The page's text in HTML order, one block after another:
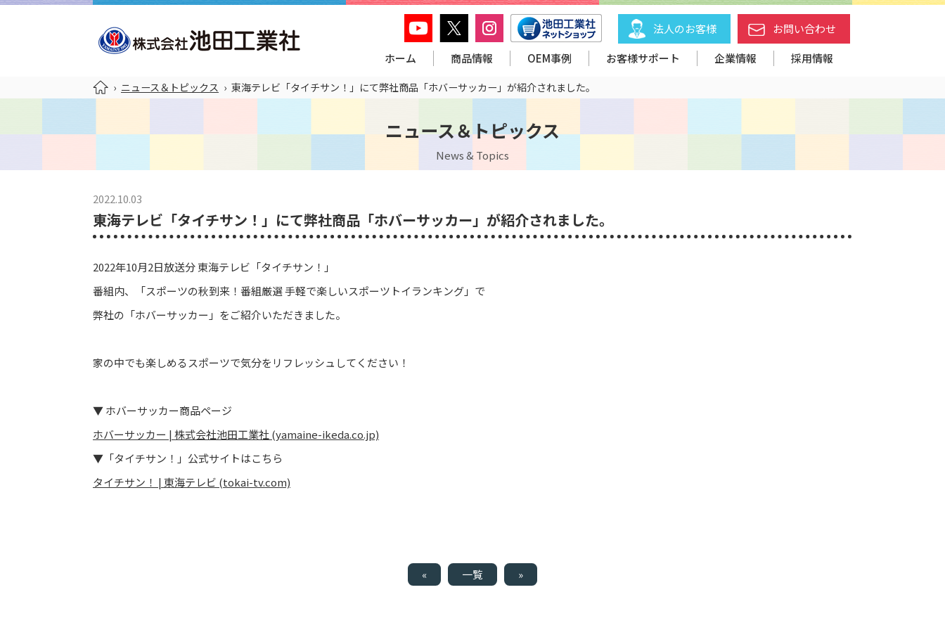
法人のお客様
お問い合わせ
ホーム
商品情報 OEM事例 お客様サポート 企業情報 採用情報
› ニュース＆トピックス › 東海テレビ「タイチサン！」にて弊社商品「ホバーサッカー」が紹介されました。
ニュース＆トピックス
News & Topics
2022.10.03
東海テレビ「タイチサン！」にて弊社商品「ホバーサッカー」が紹介されました。
2022年10月2日放送分 東海テレビ「タイチサン！」
番組内、「スポーツの秋到来！番組厳選 手軽で楽しいスポーツトイランキング」で
弊社の「ホバーサッカー」をご紹介いただきました。
家の中でも楽しめるスポーツで気分をリフレッシュしてください！
▼ ホバーサッカー商品ページ
ホバーサッカー | 株式会社池田工業社 (yamaine-ikeda.co.jp)
▼「タイチサン！」公式サイトはこちら
タイチサン！ | 東海テレビ (tokai-tv.com)
« 一覧 »